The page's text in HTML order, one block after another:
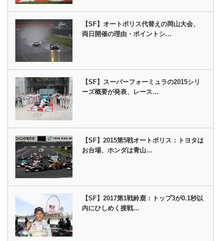
【SF】オートポリス代替えの岡山大会、
両日開催の理由・ポイントシ…
【SF】スーパーフォーミュラの2015シリ
ーズ概要が発表、レース…
【SF】2015第5戦オートポリス：トヨタは
お台場、ホンダは青山…
【SF】2017第1戦鈴鹿：トップ3が0.1秒以
内にひしめく接戦…